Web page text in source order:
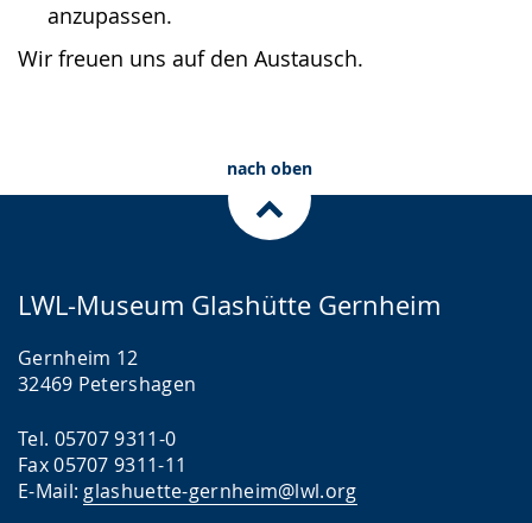
anzupassen.
Wir freuen uns auf den Austausch.
nach oben
LWL-Museum Glashütte Gernheim
Gernheim 12
32469 Petershagen
Tel. 05707 9311-0
Fax 05707 9311-11
E-Mail: glashuette-gernheim@lwl.org